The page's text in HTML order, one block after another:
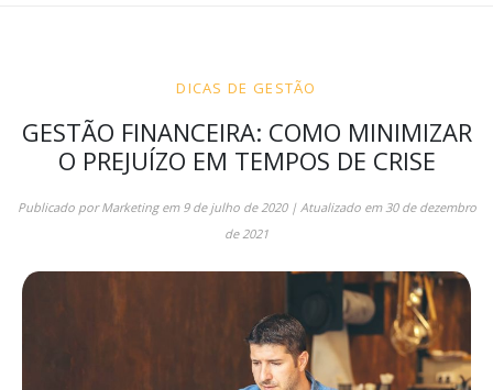
DICAS DE GESTÃO
GESTÃO FINANCEIRA: COMO MINIMIZAR
O PREJUÍZO EM TEMPOS DE CRISE
Publicado porMarketingem 9 de julho de 2020| Atualizado em 30 de dezembro
de 2021